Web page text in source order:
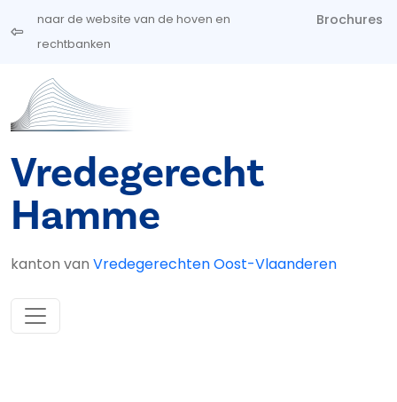
Overslaan en naar de inhoud gaan
naar de website van de hoven en
rechtbanken
Brochures
Vredegerecht
Hamme
kanton van Vredegerechten Oost-Vlaanderen